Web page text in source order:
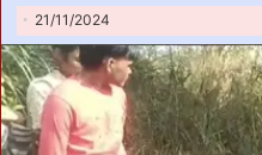
21/11/2024